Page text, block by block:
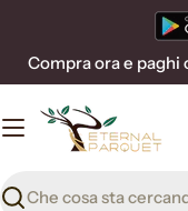
contenuto
Compra ora e